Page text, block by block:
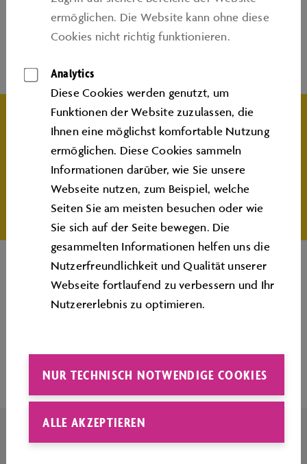
WICHTIGE INFOS
Die Anmeldung zur Fortbildung erfolgt über die
und das
Lehrerfortbildungen Braunschweig (KLBS)
ermöglichen. Die Website kann ohne diese
Cookies nicht richtig funktionieren.
Analytics
Diese Cookies werden genutzt, um
Funktionen der Website zuzulassen, die
Ihnen eine möglichst komfortable Nutzung
ermöglichen. Diese Cookies sammeln
Informationen darüber, wie Sie unsere
Webseite nutzen, zum Beispiel, welche
Seiten Sie am meisten besuchen oder wie
Sie sich auf der Seite bewegen. Die
gesammelten Informationen helfen uns die
Nutzerfreundlichkeit und Qualität unserer
Webseite fortlaufend zu verbessern und Ihr
Nutzererlebnis zu optimieren.
NUR TECHNISCH NOTWENDIGE COOKIES
ALLE AKZEPTIEREN